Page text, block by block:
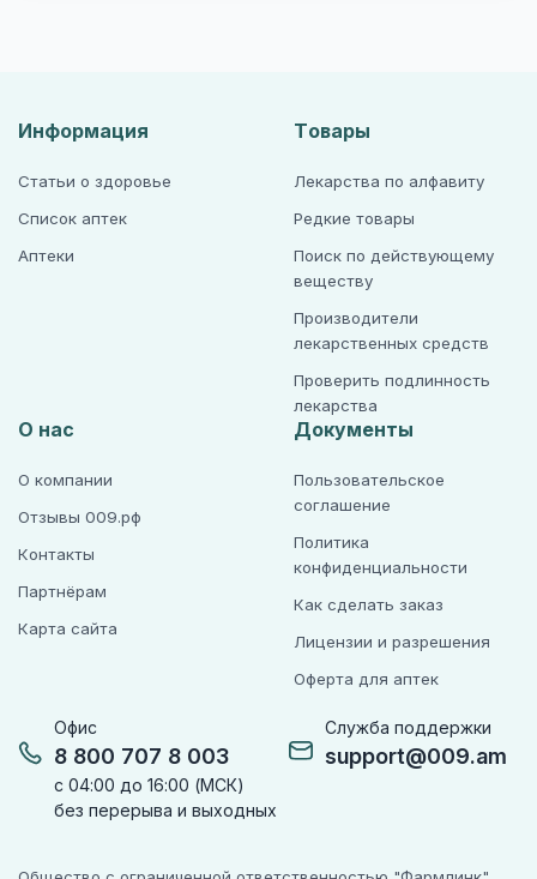
Офис
8 800 707 8 003
с 04:00 до 16:00 (МСК)
без перерыва и выходных
Служба поддержки
support@009.am
Информация
Статьи о здоровье
Список аптек
Аптеки
Товары
Лекарства по алфавиту
Редкие товары
Поиск по действующему
веществу
Производители
лекарственных средств
Проверить подлинность
лекарства
О нас
О компании
Отзывы 009.рф
Контакты
Партнёрам
Карта сайта
Документы
Пользовательское
соглашение
Политика
конфиденциальности
Как сделать заказ
Лицензии и разрешения
Оферта для аптек